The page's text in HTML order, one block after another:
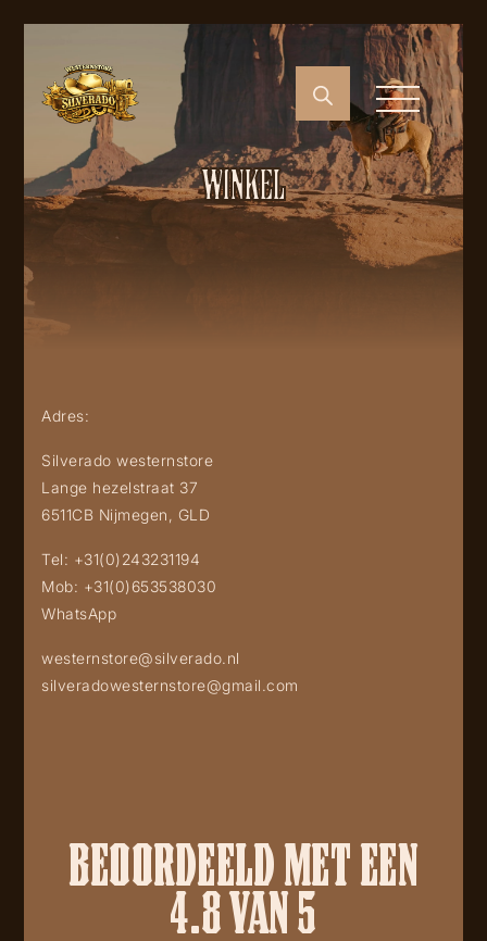
WINKEL
Adres:
Silverado westernstore
Lange hezelstraat 37
6511CB Nijmegen, GLD
Tel: +31(0)243231194
Mob: +31(0)653538030
WhatsApp
westernstore@silverado.nl
silveradowesternstore@gmail.com
BEOORDEELD MET EEN
4.8 VAN 5